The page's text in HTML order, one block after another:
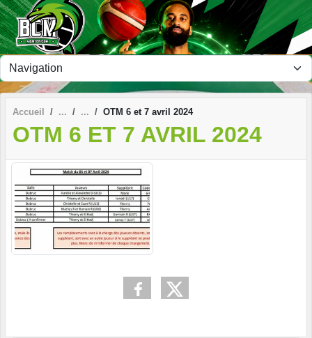
Accueil OTM 6 et 7 avril 2024
OTM 6 ET 7 AVRIL 2024
Panneau de gestion des cookies